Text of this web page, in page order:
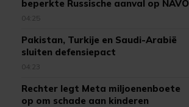
beperkte Russische aanval op NAVO
04:25
Pakistan, Turkije en Saudi-Arabië
sluiten defensiepact
04:23
Rechter legt Meta miljoenenboete
op om schade aan kinderen